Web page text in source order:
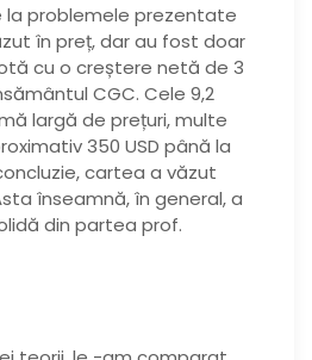
la problemele prezentate
în preț, dar au fost doar
cu o creștere netă de 3
CGC. Cele 9,2
largă de prețuri, multe
350 USD până la
cartea a văzut
înseamnă, în general, a
din partea prof.